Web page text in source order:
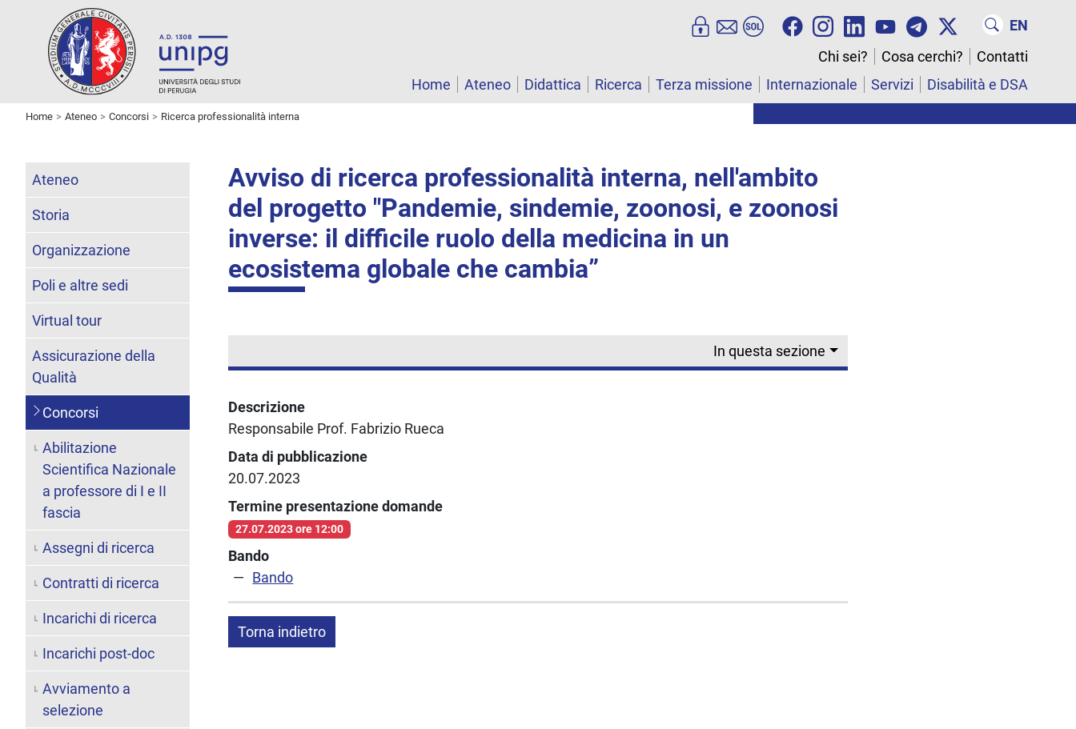
EN
Chi sei?
Cosa cerchi?
Contatti
Home
Ateneo Didattica Ricerca Terza missione Internazionale Servizi Disabilità e DSA
Home Ateneo Concorsi Ricerca professionalità interna
Avviso di ricerca professionalità interna, nell'ambito
del progetto "Pandemie, sindemie, zoonosi, e zoonosi
inverse: il difficile ruolo della medicina in un
ecosistema globale che cambia”
In questa sezione
Descrizione
Responsabile Prof. Fabrizio Rueca
Data di pubblicazione
20.07.2023
Termine presentazione domande
27.07.2023 ore 12:00
Bando
Bando
Torna indietro
Ateneo
Storia
Organizzazione
Poli e altre sedi
Virtual tour
Assicurazione della
Qualità
Concorsi
Abilitazione
Scientifica Nazionale
a professore di I e II
fascia
Assegni di ricerca
Contratti di ricerca
Incarichi di ricerca
Incarichi post-doc
Avviamento a
selezione